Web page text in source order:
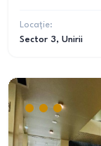
Locație:
Sector 3, Unirii